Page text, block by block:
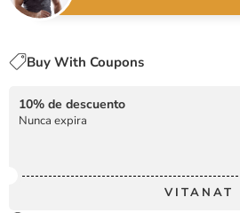
Buy With Coupons
10% de descuento
Nunca expira
VITANAT